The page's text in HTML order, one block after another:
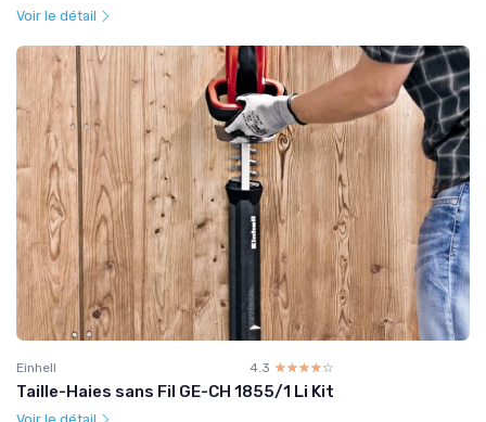
Voir le détail
Einhell 4.3 ☆☆☆☆☆
★★★★★
Taille-Haies sans Fil GE-CH 1855/1 Li Kit